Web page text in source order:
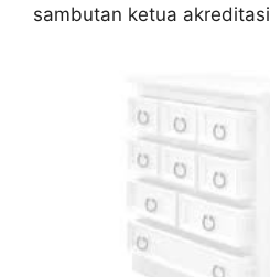
sambutan ketua akreditasi